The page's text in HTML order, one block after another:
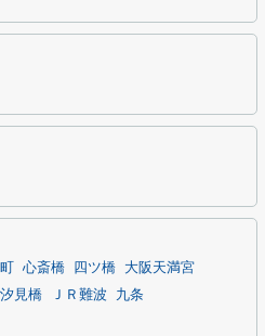
心斎橋 四ツ橋
大阪天満宮
汐見橋 ＪＲ難波
九条